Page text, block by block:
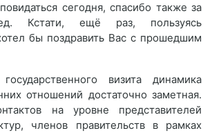
сегодня, спасибо также за
Кстати, ещё раз, пользуясь
бы поздравить Вас с прошедшим
визита динамика
отношений достаточно заметная.
на уровне представителей
членов правительств в рамках